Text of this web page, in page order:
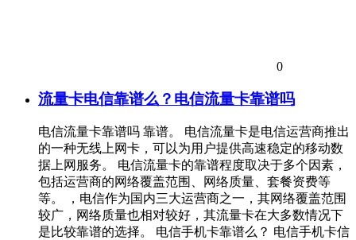
0
流量卡电信靠谱么？电信流量卡靠谱吗
电信流量卡靠谱吗 靠谱。 电信流量卡是电信运营商推出
的一种无线上网卡，可以为用户提供高速稳定的移动数
据上网服务。 电信流量卡的靠谱程度取决于多个因素，
包括运营商的网络覆盖范围、网络质量、套餐资费等
等。 ，电信作为国内三大运营商之一，其网络覆盖范围
较广，网络质量也相对较好，其流量卡在大多数情况下
是比较靠谱的选择。 电信手机卡靠谱么？ 电信手机卡信